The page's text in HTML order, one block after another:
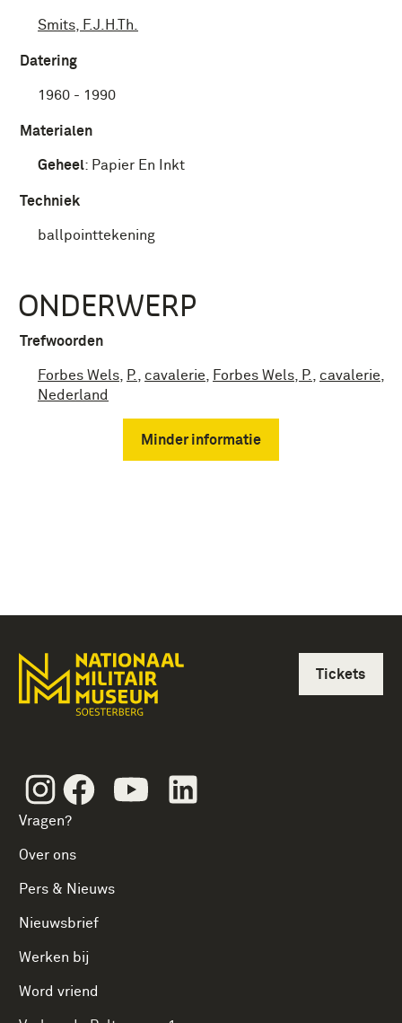
Smits, F.J.H.Th.
Datering
1960 - 1990
Materialen
Geheel: Papier En Inkt
Techniek
ballpointtekening
ONDERWERP
Trefwoorden
Forbes Wels P. cavalerie Forbes Wels, P. cavalerie
Nederland
Minder informatie
InstagramFacebookYoutube
Vragen?
Over ons
Pers & Nieuws
Nieuwsbrief
Werken bij
Word vriend
Tickets